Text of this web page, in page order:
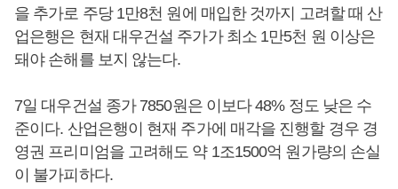
을 추가로 주당 1만8천 원에 매입한 것까지 고려할 때 산
업은행은 현재 대우건설 주가가 최소 1만5천 원 이상은
돼야 손해를 보지 않는다.
7일 대우건설 종가 7850원은 이보다 48% 정도 낮은 수
준이다. 산업은행이 현재 주가에 매각을 진행할 경우 경
영권 프리미엄을 고려해도 약 1조1500억 원가량의 손실
이 불가피하다.